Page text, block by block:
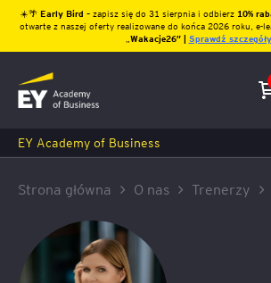
☀️🌴 Early Bird – zapisz się do 31 sierpnia i odbierz10%
otwarte z naszej oferty realizowane do końca 2026 roku, e-
Wakacje26″ | Sprawdź
EY Academy of Business
Strona główna O nas Trenerzy